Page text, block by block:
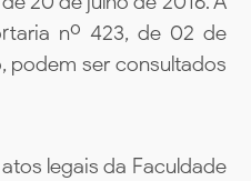
nº 423, de 02 de
podem ser consultados
legais da Faculdade